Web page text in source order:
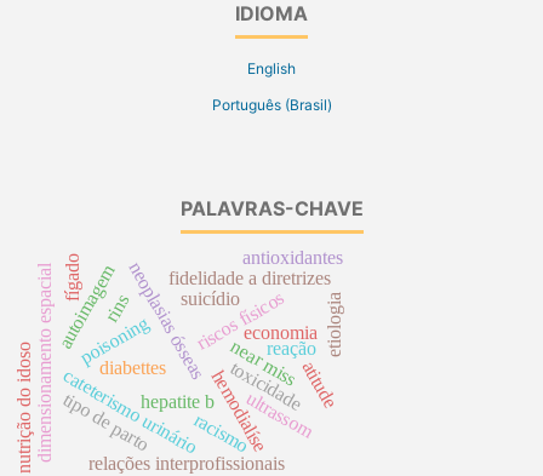
IDIOMA
English
Português (Brasil)
PALAVRAS-CHAVE
hepatite b
neoplasias ósseas
poisoning
ultrassom
cateterismo urinário
near miss
fidelidade a diretrizes
dimensionamento espacial riscos físicos
autoimagem
relações interprofissionais
economia
suicídio
reação
diabettes
hemodialíse
toxicidade
fígado
rins
racismo
tipo de parto
nutrição do idoso
antioxidantes
atitude
etiologia